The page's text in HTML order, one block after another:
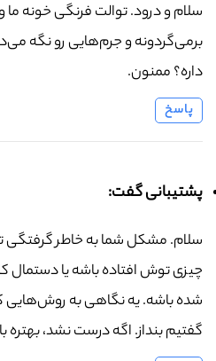
سلام و درود. توالت فرنگی خونه
برمی‌گردونه و جرم‌هایی رو نگه
داره؟ ممنون.
پاسخ
پشتیبانی گفت:
سلام. مشکل شما به خاطر گرفتگی
چیزی توش افتاده باشه یا دستمال
شده باشه. یه نگاهی به
گفتیم بنداز. اگه درست نشد، بهتره